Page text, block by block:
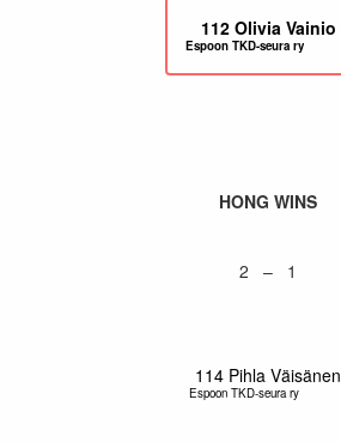
112 Olivia Vainio
Espoon TKD-seura ry
HONG WINS
2 – 1
114 Pihla Väisänen
Espoon TKD-seura ry